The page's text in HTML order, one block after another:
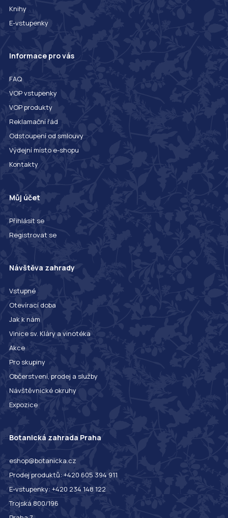
Knihy
E-vstupenky
Informace pro vás
FAQ
VOP vstupenky
VOP produkty
Reklamační řád
Odstoupení od smlouvy
Výdejní místo e-shopu
Kontakty
Můj účet
Přihlásit se
Registrovat se
Návštěva zahrady
Vstupné
Otevírací doba
Jak k nám
Vinice sv. Kláry a vinotéka
Akce
Pro skupiny
Občerstvení, prodej a služby
Návštěvnické okruhy
Expozice
Botanická zahrada Praha
eshop@botanicka.cz
Prodej produktů: +420 605 394 911
E-vstupenky: +420 234 148 122
Trojská 800/196